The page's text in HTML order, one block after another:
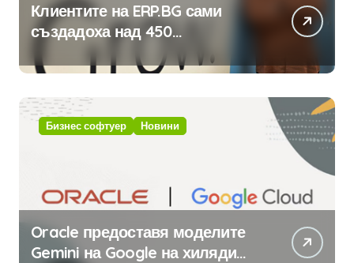
Клиентите на ERP.BG сами
създадоха над 450
приложения за ERP системата
с помощта на вградения в нея
изкуствен интелект
Бизнес софтуер Новини
Oracle предоставя моделите
Gemini на Google на хиляди